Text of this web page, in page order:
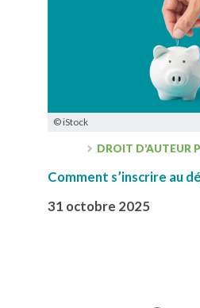
© iStock
DROIT D’AUTEUR
Comment s’inscrire au
31 octobre 2025